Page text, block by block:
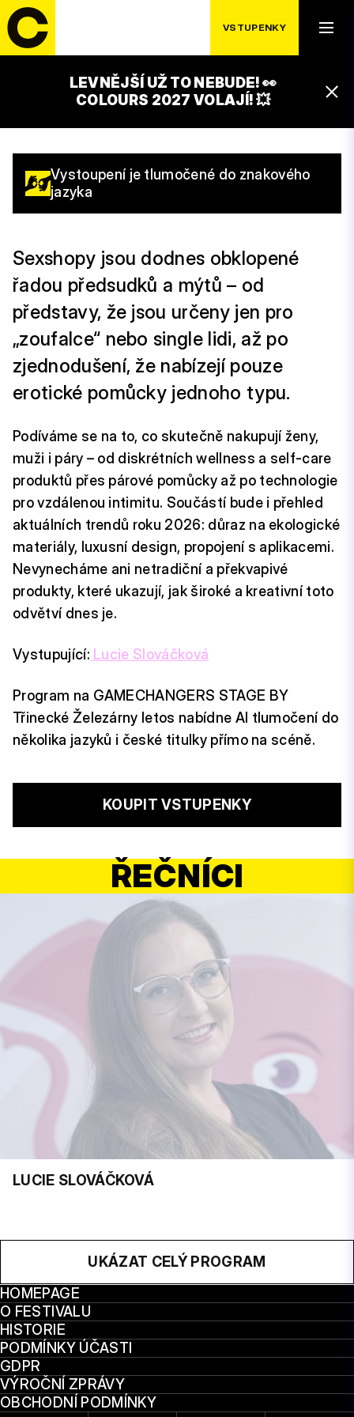
VSTUPENKY
LEVNĚJŠÍ UŽ TO NEBUDE! 👀
COLOURS 2027 VOLAJÍ! 💥
SVĚT, KTERÝ JE
JINÝ, NEŽ ČEKÁTE
16:30 – 17:00
GAMECHANGERS STAGE
Vystoupení je tlumočené do znakového
jazyka
Sexshopy jsou dodnes obklopené
řadou předsudků a mýtů – od
představy, že jsou určeny jen pro
„zoufalce“ nebo single lidi, až po
zjednodušení, že nabízejí pouze
erotické pomůcky jednoho typu.
Podíváme se na to, co skutečně nakupují ženy,
muži i páry – od diskrétních wellness a self-care
produktů přes párové pomůcky až po technologie
pro vzdálenou intimitu. Součástí bude i přehled
aktuálních trendů roku 2026: důraz na ekologické
materiály, luxusní design, propojení s aplikacemi.
Nevynecháme ani netradiční a překvapivé
produkty, které ukazují, jak široké a kreativní toto
odvětví dnes je.
Vystupující: Lucie Slováčková
Program na GAMECHANGERS STAGE BY
Třinecké Železárny letos nabídne AI tlumočení do
několika jazyků i české titulky přímo na scéně.
KOUPIT VSTUPENKY
ŘEČNÍCI
LUCIE SLOVÁČKOVÁ
UKÁZAT CELÝ PROGRAM
HOMEPAGE
O FESTIVALU
HISTORIE
PODMÍNKY ÚČASTI
GDPR
VÝROČNÍ ZPRÁVY
OBCHODNÍ PODMÍNKY